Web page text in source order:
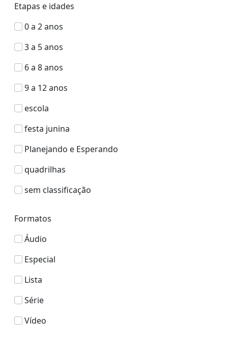
Etapas e idades
0 a 2 anos
3 a 5 anos
6 a 8 anos
9 a 12 anos
escola
festa junina
Planejando e Esperando
quadrilhas
sem classificação
Formatos
Áudio
Especial
Lista
Série
Vídeo